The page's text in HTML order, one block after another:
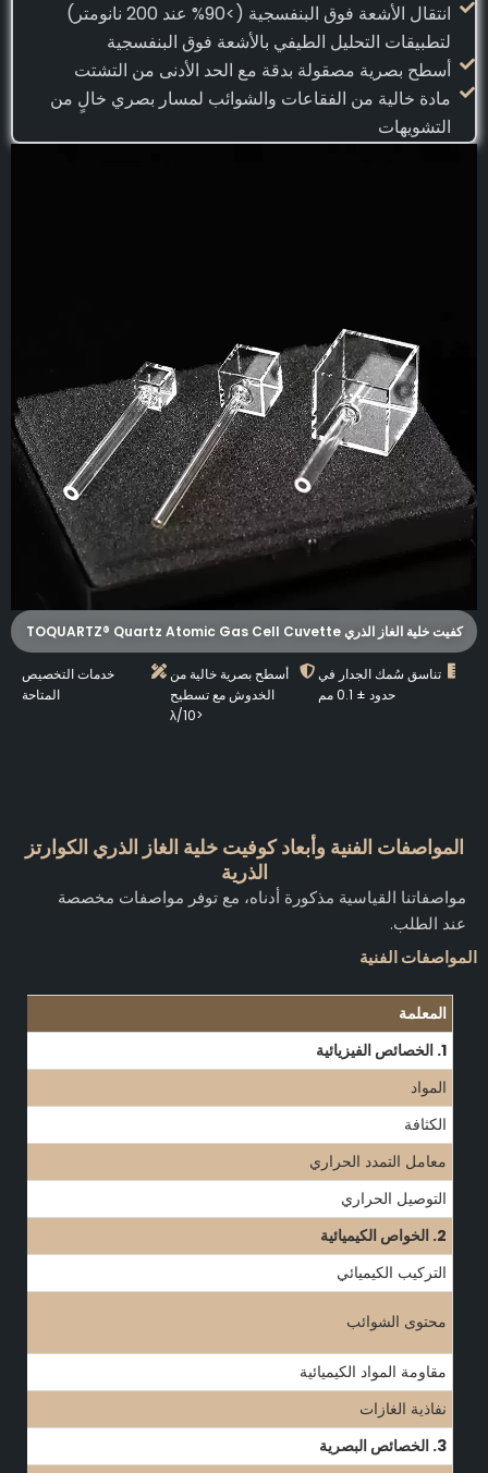
انتقال الأشعة فوق البنفسجية (>90% عند 200 نانومتر)
لتطبيقات التحليل الطيفي بالأشعة فوق البنفسجية
أسطح بصرية مصقولة بدقة مع الحد الأدنى من التشتت
مادة خالية من الفقاعات والشوائب لمسار بصري خالٍ من
التشويهات
كفيت خلية الغاز الذري TOQUARTZ® Quartz Atomic Gas Cell Cuvette
تناسق سُمك الجدار في
حدود ± 0.1 مم
أسطح بصرية خالية من
الخدوش مع تسطيح
<λ/10
خدمات التخصيص
المتاحة
المواصفات الفنية وأبعاد كوفيت خلية الغاز الذري الكوارتز
الذرية
مواصفاتنا القياسية مذكورة أدناه، مع توفر مواصفات مخصصة
عند الطلب.
المواصفات الفنية
المعلمة
1. الخصائص الفيزيائية
المواد
الكثافة
معامل التمدد الحراري
التوصيل الحراري
2. الخواص الكيميائية
التركيب الكيميائي
محتوى الشوائب
مقاومة المواد الكيميائية
نفاذية الغازات
3. الخصائص البصرية